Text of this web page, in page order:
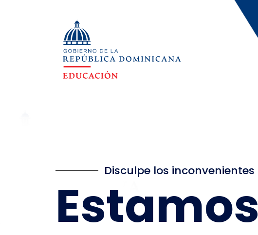
Disculpe los inconvenientes
Estamos